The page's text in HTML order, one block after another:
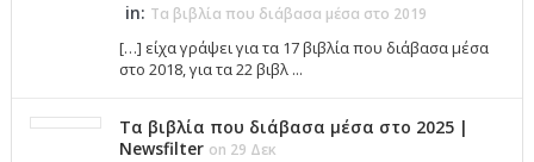
in: Τα βιβλία που διάβασα μέσα στο 2019
[…] είχα γράψει για τα 17 βιβλία που διάβασα μέσα
στο 2018, για τα 22 βιβλ ...
Τα βιβλία που διάβασα μέσα στο 2025 |
Newsfilter on 29 Δεκ